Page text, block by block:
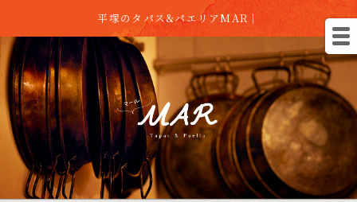
平塚のタパス&パエリアMAR｜